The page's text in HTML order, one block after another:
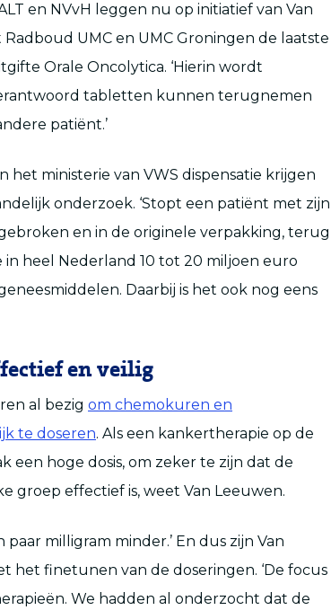
en NVvH leggen nu op initiatief van Van
UMC en UMC Groningen de laatste
Orale Oncolytica. ‘Hierin wordt
tabletten kunnen terugnemen
patiënt.’
het ministerie van VWS dispensatie krijgen
onderzoek. ‘Stopt een patiënt met zijn
en in de originele verpakking, terug
heel Nederland 10 tot 20 miljoen euro
Daarbij is het ook nog eens
en veilig
al bezig om chemokuren en
te doseren. Als een kankertherapie op de
een hoge dosis, om zeker te zijn dat de
groep effectief is, weet Van Leeuwen.
milligram minder.’ En dus zijn Van
het finetunen van de doseringen. ‘De focus
We hadden al onderzocht dat de